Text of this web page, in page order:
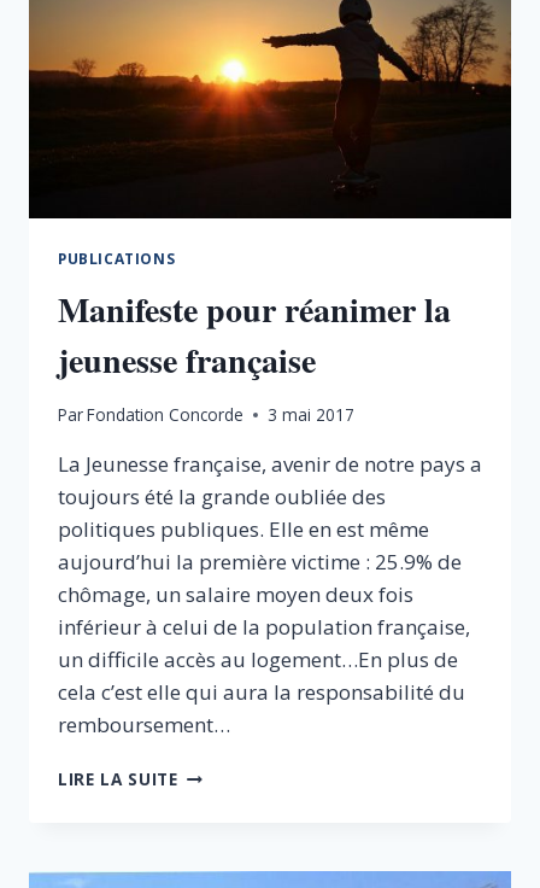
PUBLICATIONS
Manifeste pour réanimer la
jeunesse française
ParFondation Concorde 3 mai 2017
La Jeunesse française, avenir de notre pays a
toujours été la grande oubliée des
politiques publiques. Elle en est même
aujourd’hui la première victime : 25.9% de
chômage, un salaire moyen deux fois
inférieur à celui de la population française,
un difficile accès au logement…En plus de
cela c’est elle qui aura la responsabilité du
remboursement…
LIRE LA SUITEMANIFESTE
JEUNESSE